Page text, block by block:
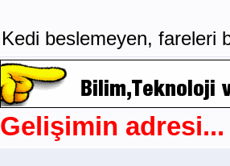
Kedi beslemeyen, fareleri
Gelişimin adresi...